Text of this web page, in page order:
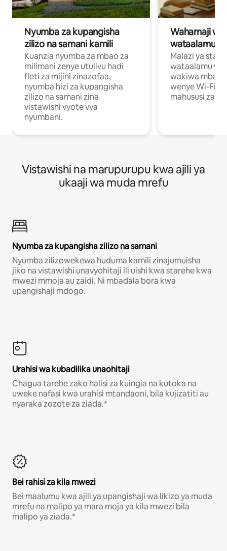
Nyumba za kupangisha
zilizo na samani kamili
Kuanzia nyumba za mbao za
milimani zenye utulivu hadi
fleti za mijini zinazofaa,
nyumba hizi za kupangisha
zilizo na samani zina
vistawishi vyote vya
nyumbani.
Wahamaji
wataalamu
Malazi ya
wataalamu
wakiwa mbali
wenye Wi-Fi
mahususi za
Vistawishi na marupurupu kwa ajili ya
ukaaji wa muda mrefu
Nyumba za kupangisha zilizo na samani
Nyumba zilizowekewa huduma kamili zinajumuisha
jiko na vistawishi unavyohitaji ili uishi kwa starehe kwa
mwezi mmoja au zaidi. Ni mbadala bora kwa
upangishaji mdogo.
Urahisi wa kubadilika unaohitaji
Chagua tarehe zako halisi za kuingia na kutoka na
uweke nafasi kwa urahisi mtandaoni, bila kujizatiti au
nyaraka zozote za ziada.*
Bei rahisi za kila mwezi
Bei maalumu kwa ajili ya upangishaji wa likizo ya muda
mrefu na malipo ya mara moja ya kila mwezi bila
malipo ya ziada.*